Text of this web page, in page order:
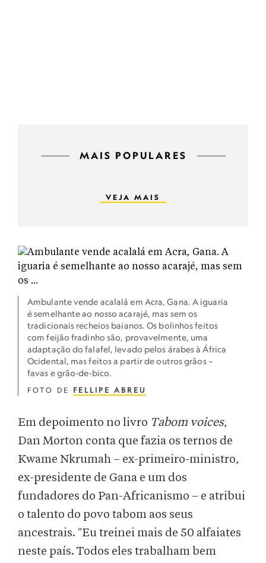
MAIS POPULARES
VEJA MAIS
Ambulante vende acalalá em Acra, Gana. A iguaria
é semelhante ao nosso acarajé, mas sem os
tradicionais recheios baianos. Os bolinhos feitos
com feijão fradinho são, provavelmente, uma
adaptação do falafel, levado pelos árabes à África
Ocidental, mas feitos a partir de outros grãos –
favas e grão-de-bico.
FOTO DE FELLIPE ABREU
Em depoimento no livro Tabom voices,
Dan Morton conta que fazia os ternos de
Kwame Nkrumah – ex-primeiro-ministro,
ex-presidente de Gana e um dos
fundadores do Pan-Africanismo – e atribui
o talento do povo tabom aos seus
ancestrais. "Eu treinei mais de 50 alfaiates
neste país. Todos eles trabalham bem